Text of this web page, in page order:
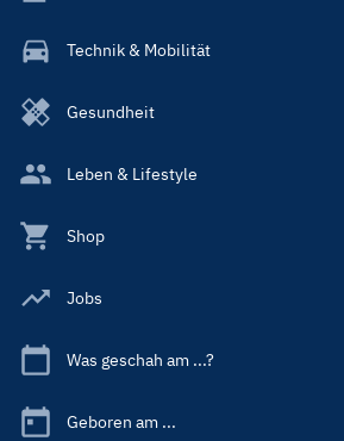
Technik & Mobilität
Gesundheit
Leben & Lifestyle
Shop
Jobs
Was geschah am ...?
Geboren am ...